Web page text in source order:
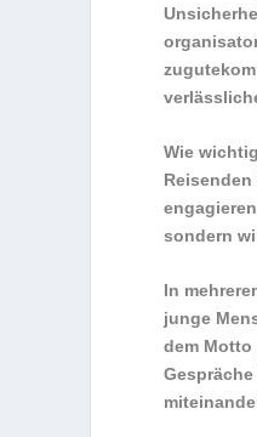
Wie
sondern
In
junge
dem Motto